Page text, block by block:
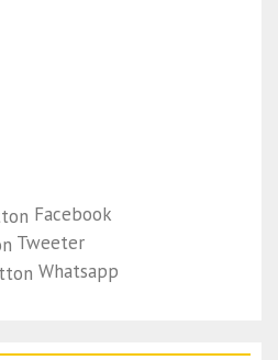
Facebook
Tweeter
Whatsapp